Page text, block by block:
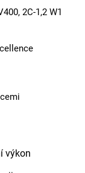
2C-1,2 W1
výkon